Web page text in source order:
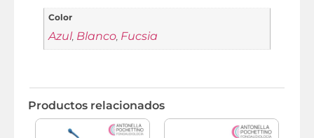
Color
Azul, Blanco, Fucsia
Productos relacionados